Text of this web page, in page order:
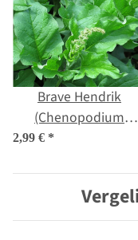
Brave Hendrik
(Chenopodium
bonus-henricus) bio
2,99 € *